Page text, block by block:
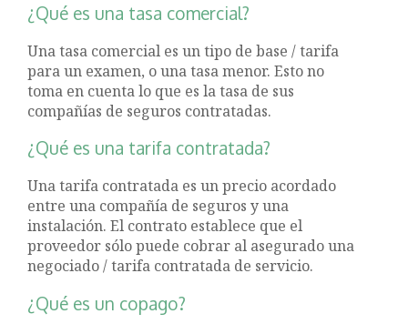
¿Qué es una tasa comercial?
Una tasa comercial es un tipo de base / tarifa
para un examen, o una tasa menor. Esto no
toma en cuenta lo que es la tasa de sus
compañías de seguros contratadas.
¿Qué es una tarifa contratada?
Una tarifa contratada es un precio acordado
entre una compañía de seguros y una
instalación. El contrato establece que el
proveedor sólo puede cobrar al asegurado una
negociado / tarifa contratada de servicio.
¿Qué es un copago?